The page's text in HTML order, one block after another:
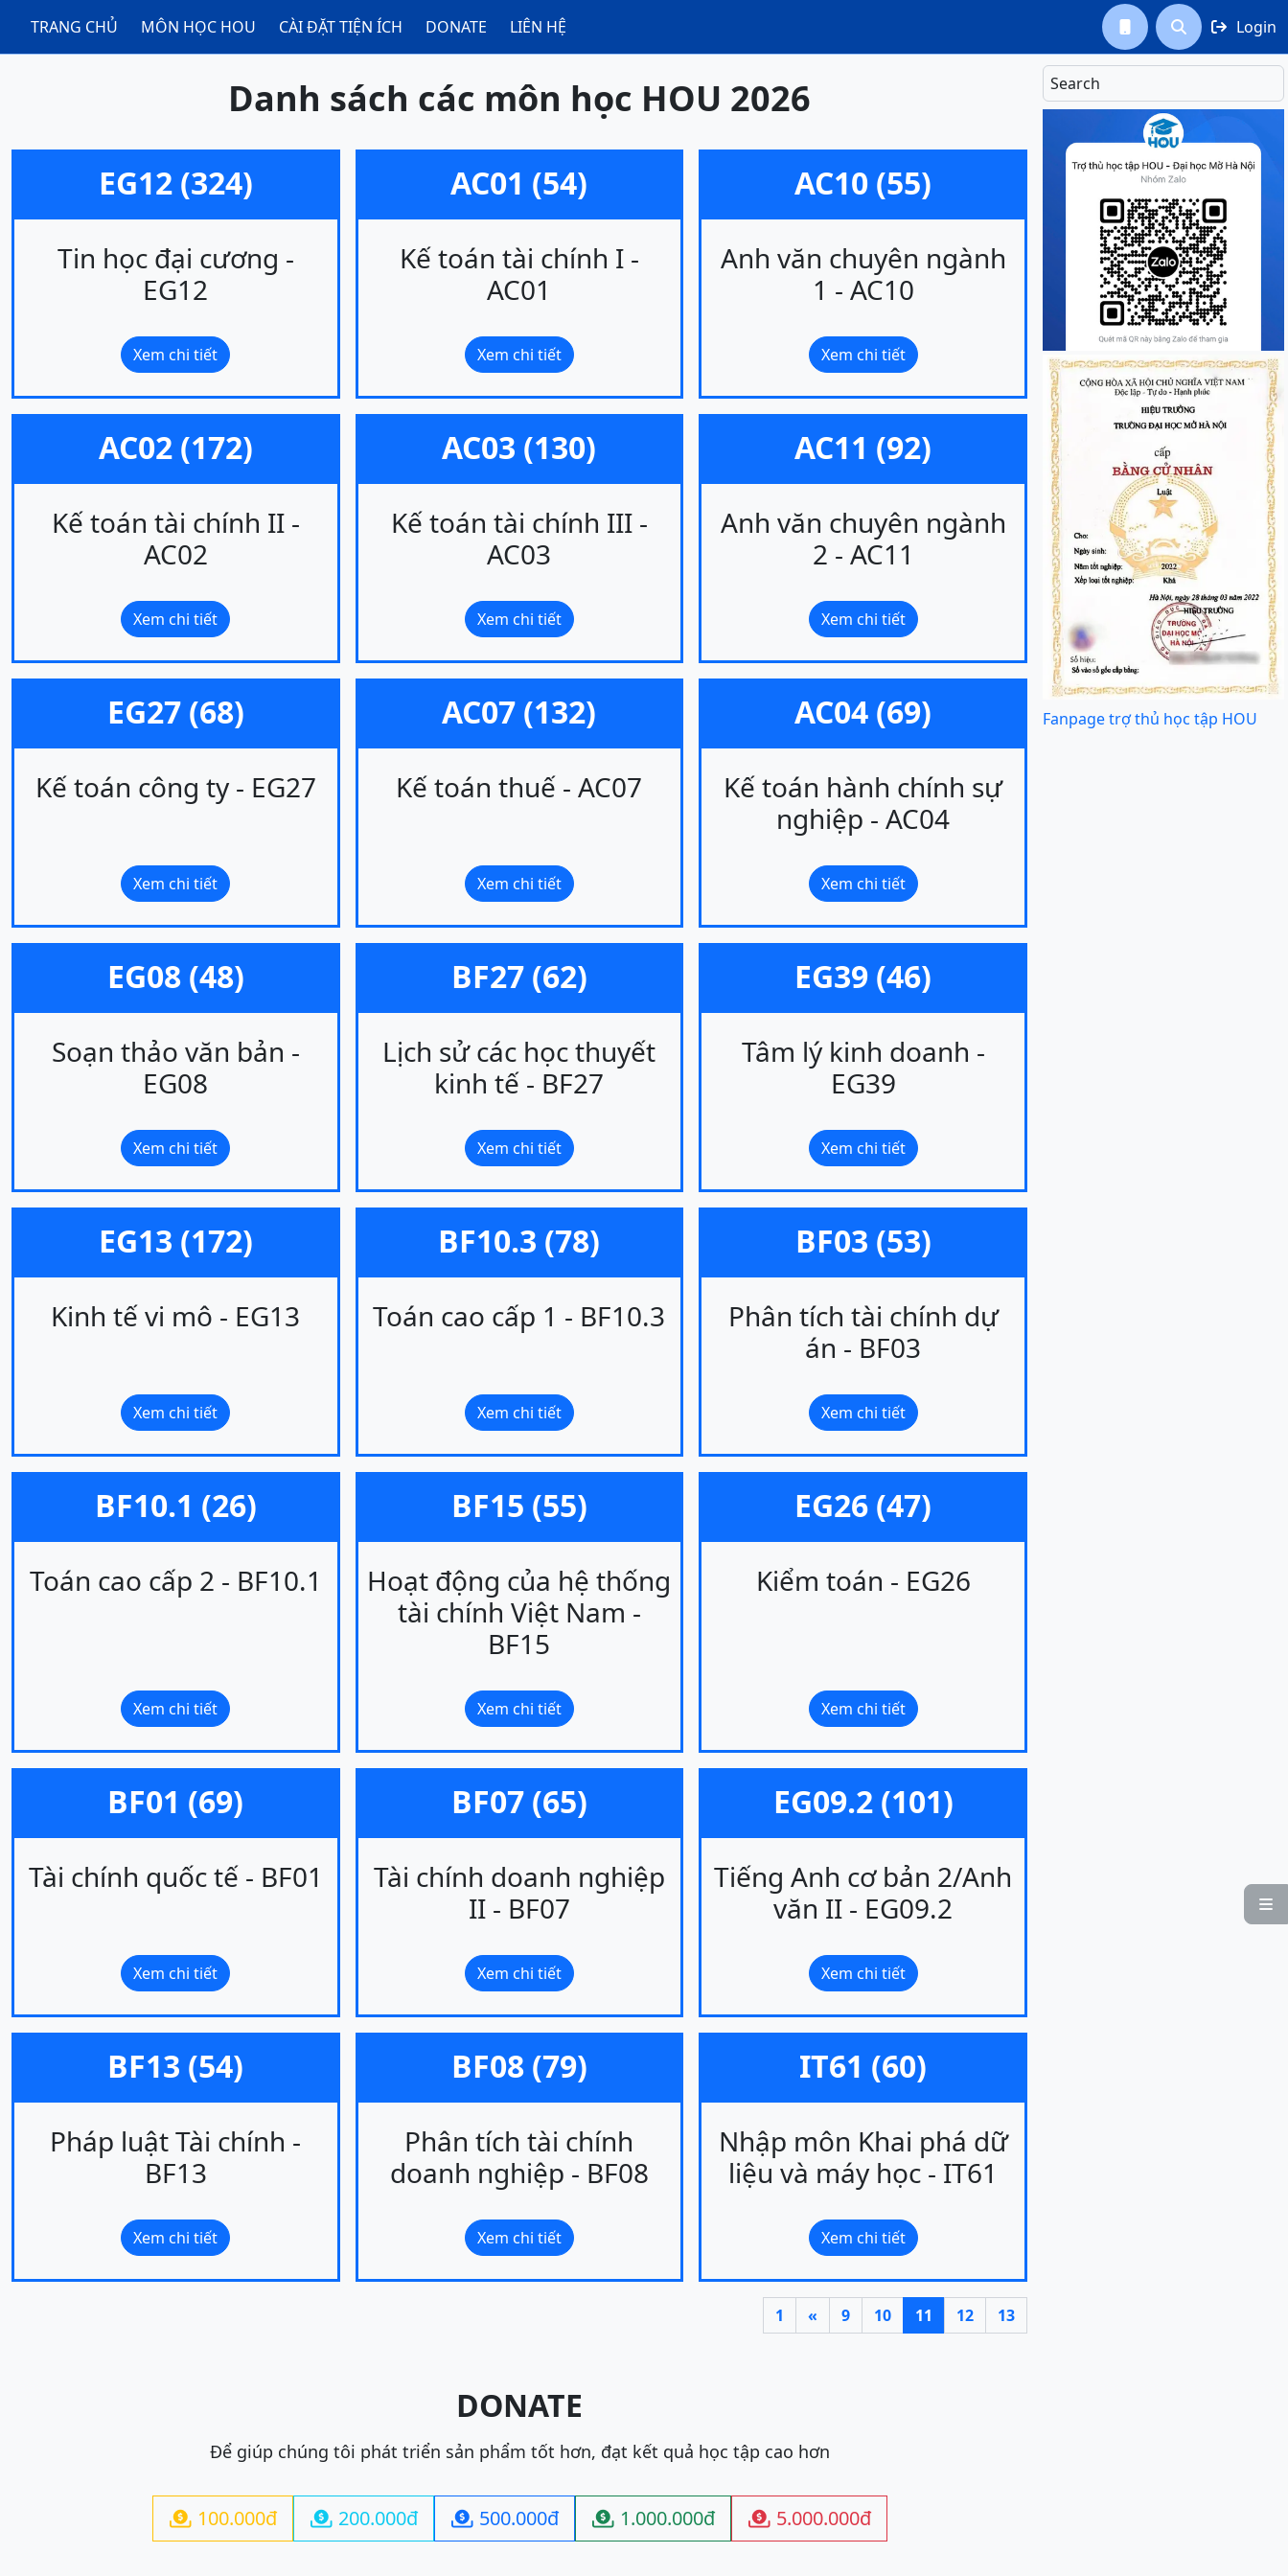
TRANG CHỦ MÔN HỌC HOU CÀI ĐẶT TIỆN ÍCH DONATE LIÊN HỆ   Login

Search
Fanpage trợ thủ học tập HOU
Danh sách các môn học HOU 2026
EG12 (324)
Tin học đại cương -
EG12
Xem chi tiết
AC01 (54)
Kế toán tài chính I -
AC01
Xem chi tiết
AC10 (55)
Anh văn chuyên ngành
1 - AC10
Xem chi tiết
AC02 (172)
Kế toán tài chính II -
AC02
Xem chi tiết
AC03 (130)
Kế toán tài chính III -
AC03
Xem chi tiết
AC11 (92)
Anh văn chuyên ngành
2 - AC11
Xem chi tiết
EG27 (68)
Kế toán công ty - EG27
Xem chi tiết
AC07 (132)
Kế toán thuế - AC07
Xem chi tiết
AC04 (69)
Kế toán hành chính sự
nghiệp - AC04
Xem chi tiết
EG08 (48)
Soạn thảo văn bản -
EG08
Xem chi tiết
BF27 (62)
Lịch sử các học thuyết
kinh tế - BF27
Xem chi tiết
EG39 (46)
Tâm lý kinh doanh -
EG39
Xem chi tiết
EG13 (172)
Kinh tế vi mô - EG13
Xem chi tiết
BF10.3 (78)
Toán cao cấp 1 - BF10.3
Xem chi tiết
BF03 (53)
Phân tích tài chính dự
án - BF03
Xem chi tiết
BF10.1 (26)
Toán cao cấp 2 - BF10.1
Xem chi tiết
BF15 (55)
Hoạt động của hệ thống
tài chính Việt Nam -
BF15
Xem chi tiết
EG26 (47)
Kiểm toán - EG26
Xem chi tiết
BF01 (69)
Tài chính quốc tế - BF01
Xem chi tiết
BF07 (65)
Tài chính doanh nghiệp
II - BF07
Xem chi tiết
EG09.2 (101)
Tiếng Anh cơ bản 2/Anh
văn II - EG09.2
Xem chi tiết
BF13 (54)
Pháp luật Tài chính -
BF13
Xem chi tiết
BF08 (79)
Phân tích tài chính
doanh nghiệp - BF08
Xem chi tiết
IT61 (60)
Nhập môn Khai phá dữ
liệu và máy học - IT61
Xem chi tiết
1 « 9 10 11 12 13
DONATE
Để giúp chúng tôi phát triển sản phẩm tốt hơn, đạt kết quả học tập cao hơn
 100.000đ  200.000đ  500.000đ  1.000.000đ  5.000.000đ